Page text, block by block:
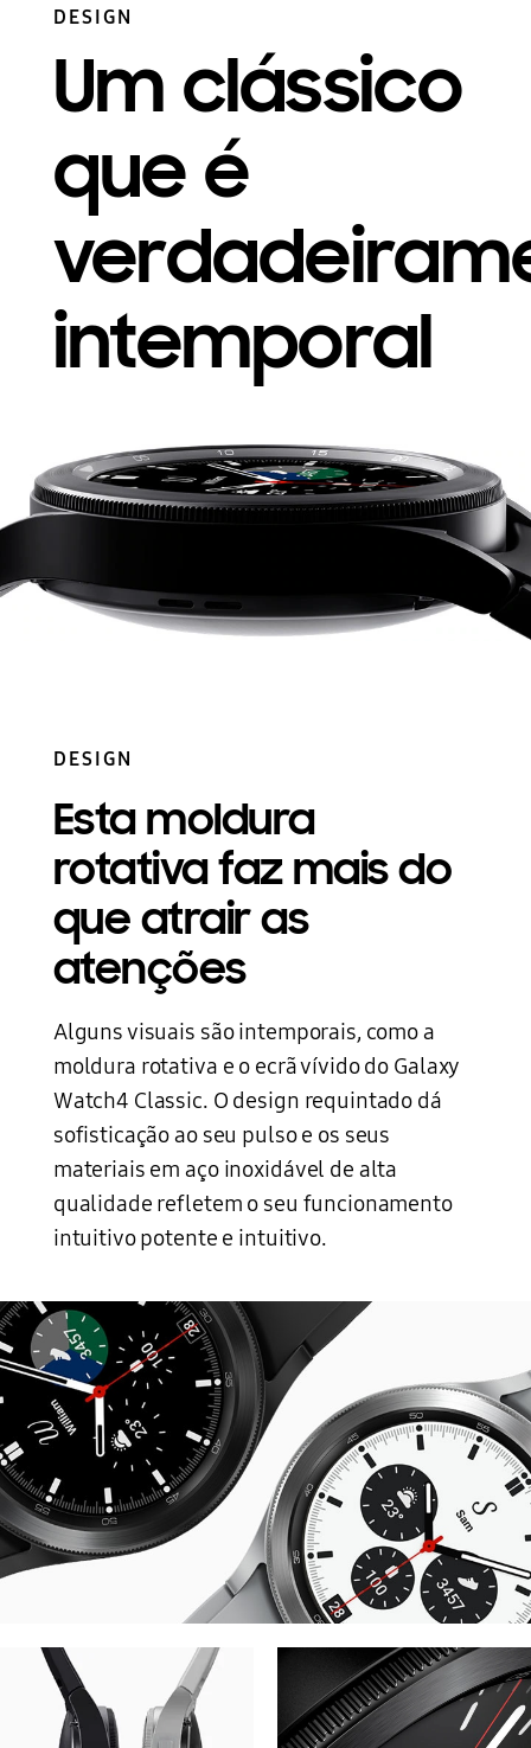
DESIGN
Um clássico
que é
intemporal
DESIGN
Esta moldura
rotativa faz mais do
que atrair as
atenções
Alguns visuais são intemporais, como a
moldura rotativa e o ecrã vívido do Galaxy
Watch4 Classic. O design requintado dá
sofisticação ao seu pulso e os seus
materiais em aço inoxidável de alta
qualidade refletem o seu funcionamento
intuitivo potente e intuitivo.